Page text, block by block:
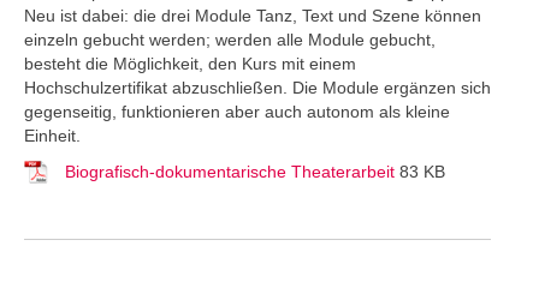
Neu ist dabei: die drei Module Tanz, Text und Szene können
einzeln gebucht werden; werden alle Module gebucht,
besteht die Möglichkeit, den Kurs mit einem
Hochschulzertifikat abzuschließen. Die Module ergänzen sich
gegenseitig, funktionieren aber auch autonom als kleine
Einheit.
Biografisch-dokumentarische Theaterarbeit 83 KB